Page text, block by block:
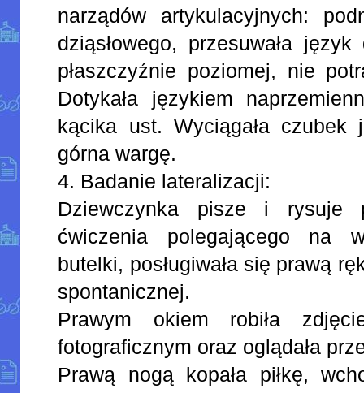
narządów artykulacyjnych:
dziąsłowego, przesuwała
płaszczyźnie poziomej, nie
Dotykała językiem
kącika ust. Wyciągała
górna wargę.
4. Badanie lateralizacji:
Dziewczynka pisze i rysuje
ćwiczenia polegającego na
butelki, posługiwała się prawą
spontanicznej.
Prawym okiem robiła
fotograficznym oraz oglądała
Prawą nogą kopała piłkę,